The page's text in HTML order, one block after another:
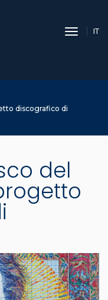
toggle
IT
discografico di
del